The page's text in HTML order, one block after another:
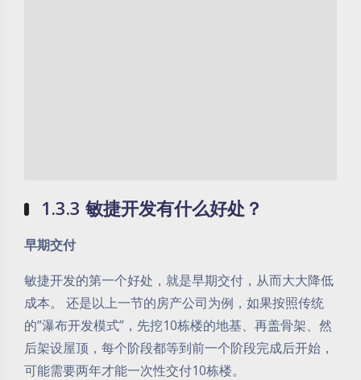
1.3.3 敏捷开发有什么好处？
早期交付
敏捷开发的第一个好处，就是早期交付，从而大大降低
成本。 还是以上一节的房产公司为例，如果按照传统
的”瀑布开发模式”，先挖10栋楼的地基、再盖骨架、然
后架设屋顶，每个阶段都等到前一个阶段完成后开始，
可能需要两年才能一次性交付10栋楼。